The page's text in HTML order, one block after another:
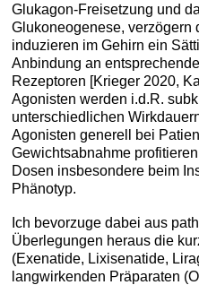
Glukagon-Freisetzung und
Glukoneogenese, verzögern
induzieren im Gehirn ein
Anbindung an
Rezeptoren [Krieger 2020,
Agonisten werden i.d.R.
unterschiedlichen
Agonisten generell bei
Gewichtsabnahme
Dosen insbesondere beim
Phänotyp.
Ich bevorzuge dabei aus
Überlegungen heraus die
(Exenatide, Lixisenatide,
langwirkenden Präparaten